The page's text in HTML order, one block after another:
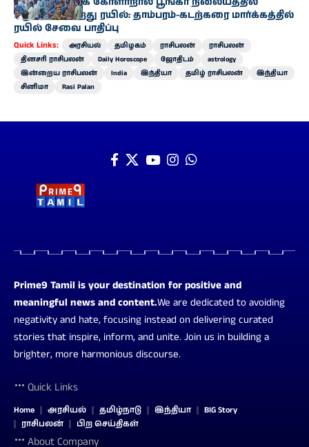
பழுதாகி நின்றது ரயில்: தாம்பரம்-கடற்கரை மார்க்கத்தில்
ரயில் சேவை பாதிப்பு
Quick Links: அரசியல் தமிழகம் ராசிபலன்
ராசிபலன்
தினசரி ராசிபலன்
Daily Horoscope ஜோதிடம்
astrology
இன்றைய ராசிபலன்
India இந்தியா தமிழ் ராசிபலன்
இந்தியா
சினிமா
Rasi Palan
Prime9 Tamil is your destination for positive and
meaningful news and content.We are dedicated to avoiding
negativity and hate, focusing instead on delivering curated
stories that inspire, inform, and unite. Join us in building a
brighter, more harmonious discourse.
Quick Links
Home அரசியல் தமிழ்நாடு இந்தியா
BIG Story
ராசிபலன்
பிற செய்திகள்
About Company